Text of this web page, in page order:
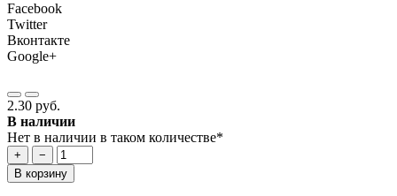
Facebook
Twitter
Вконтакте
Google+
2.30 руб.
В наличии
Нет в наличии в таком количестве*
+
−
В корзину